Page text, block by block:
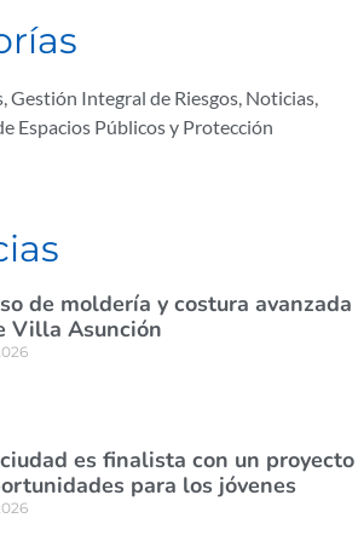
,Gestión Integral de Riesgos, Noticias,
Espacios Públicos y Protección
de moldería y costura avanzada
Villa Asunción
es finalista con un proyecto
para los jóvenes